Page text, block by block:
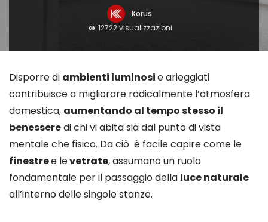
Korus
12722 visualizzazioni
Disporre di ambienti luminosie arieggiati
contribuisce a migliorare radicalmente l’atmosfera
domestica, aumentando al tempo stesso il
benesseredi chi vi abita sia dal punto di vista
mentale che fisico. Da ciò è facile capire come le
finestree levetrate, assumano un ruolo
fondamentale per il passaggio della luce naturale
all’interno delle singole stanze.